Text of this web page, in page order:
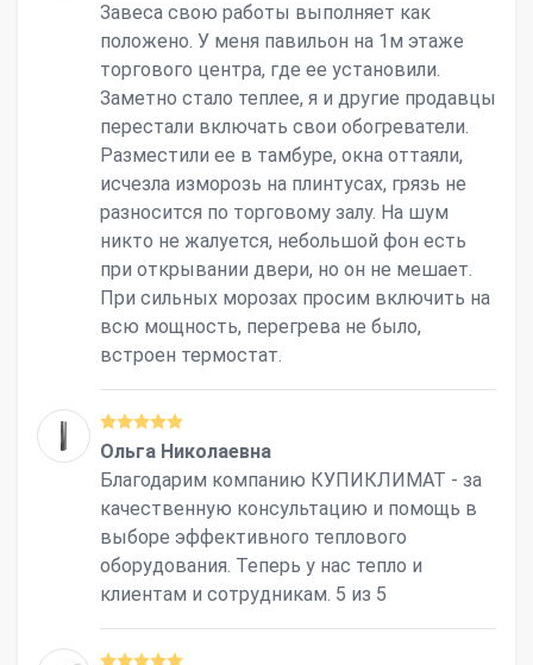
Завеса свою работы выполняет как
положено. У меня павильон на 1м этаже
торгового центра, где ее установили.
Заметно стало теплее, я и другие продавцы
перестали включать свои обогреватели.
Разместили ее в тамбуре, окна оттаяли,
исчезла изморозь на плинтусах, грязь не
разносится по торговому залу. На шум
никто не жалуется, небольшой фон есть
при открывании двери, но он не мешает.
При сильных морозах просим включить на
всю мощность, перегрева не было,
встроен термостат.
Ольга Николаевна
Благодарим компанию КУПИКЛИМАТ - за
качественную консультацию и помощь в
выборе эффективного теплового
оборудования. Теперь у нас тепло и
клиентам и сотрудникам. 5 из 5